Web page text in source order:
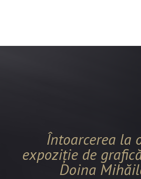
Întoarcerea la
expoziție de
Doina